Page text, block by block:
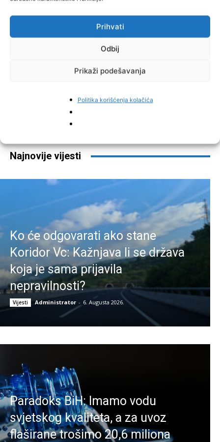
Prihvati
Odbij
Prikaži podešavanja
Politika korišćenja kolačića
Pinterest
Najnovije vijesti
Ko će odgovarati ako stane
Koridor Vc: Kažnjava li se država
koja je sama prijavila
nepravilnosti?
Vijesti Administrator - 6. Augusta 2026.
Paradoks BiH: Imamo vodu
svjetskog kvaliteta, a za uvoz
flaširane trošimo 20,6 miliona